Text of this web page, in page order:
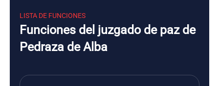
LISTA DE FUNCIONES
Funciones del juzgado de paz de
Pedraza de Alba